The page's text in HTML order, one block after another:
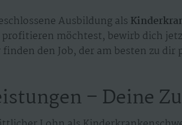
Ausbildung als
möchtest, bewirb dich
den Job, der am besten zu dir
– Deine